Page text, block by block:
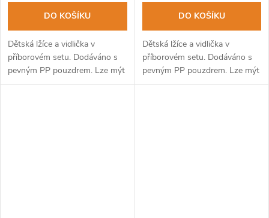
DO KOŠÍKU
Dětská lžíce a vidlička v
příborovém setu. Dodáváno s
pevným PP pouzdrem. Lze mýt
v myčce na nádobí.
DO KOŠÍKU
Dětská lžíce a vidlička v
příborovém setu. Dodáváno s
pevným PP pouzdrem. Lze mýt
v myčce na nádobí.